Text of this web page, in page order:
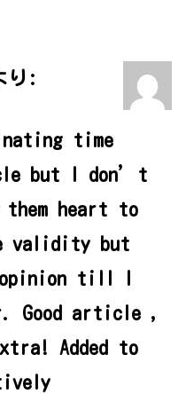
り:
time
but I don’t
heart to
validity but
till I
Good article ,
Added to